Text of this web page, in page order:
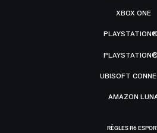
XBOX ONE
UBISOFT
AMAZON
RÈGLES R6